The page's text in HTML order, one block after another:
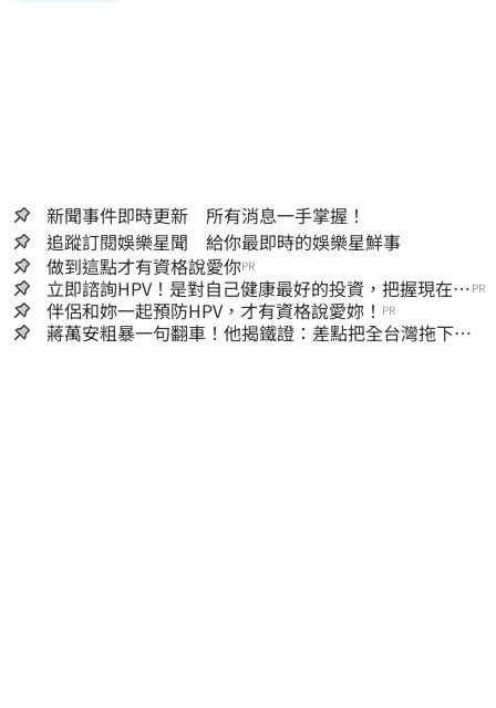
新聞事件即時更新 所有消息一手掌握！
追蹤訂閱娛樂星聞 給你最即時的娛樂星鮮事
做到這點才有資格說愛你PR
立即諮詢HPV！是對自己健康最好的投資，把握現在不
嫌晚！
PR
伴侶和妳一起預防HPV，才有資格說愛妳！ PR
蔣萬安粗暴一句翻車！他揭鐵證：差點把全台灣拖下水